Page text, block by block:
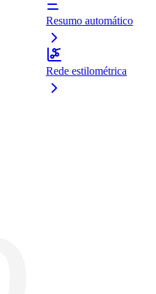
Resumo automático
Rede estilométrica